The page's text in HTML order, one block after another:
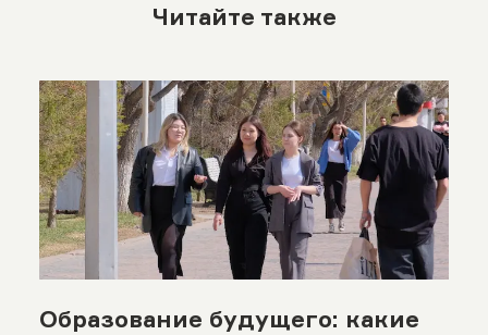
Читайте также
Образование будущего: какие